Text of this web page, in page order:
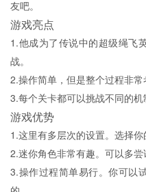
友吧。
游戏亮点
1.他成为了传说中的超级绳飞
战。
2.操作简单，但是整个过程非常
3.每个关卡都可以挑战不同的机
游戏优势
1.这里有多层次的设置。选择你
2.迷你角色非常有趣。可以多尝
3.操作过程简单易行。你可以